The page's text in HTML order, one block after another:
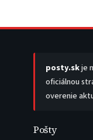
posty.skje
oficiálnou
overenie
Pošty